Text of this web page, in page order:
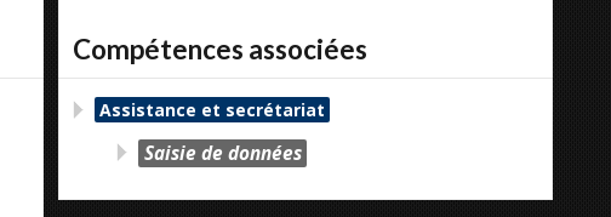
Compétences associées
Assistance et secrétariat
Saisie de données